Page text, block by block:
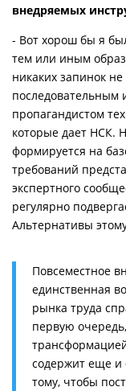
внедряемых
- Вот хорош бы я
тем или иным
никаких запинок
последовательным
пропагандистом
которые дает НСК.
формируется на
требований
экспертного
регулярно
Альтернативы
Повсеместное
единственная
рынка труда
первую
содержит еще и
тому, чтобы